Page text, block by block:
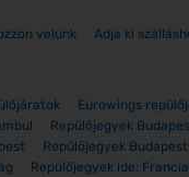
velünk Adja ki
Eurowings
Repülőjegyek
Repülőjegyek Budapest
Repülőjegyek ide: